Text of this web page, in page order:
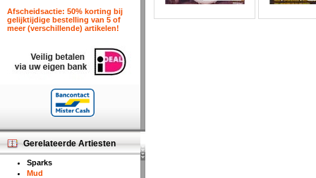
Afscheidsactie: 50% korting bij
gelijktijdige bestelling van 5 of
meer (verschillende) artikelen!
Gerelateerde Artiesten
Sparks
Mud